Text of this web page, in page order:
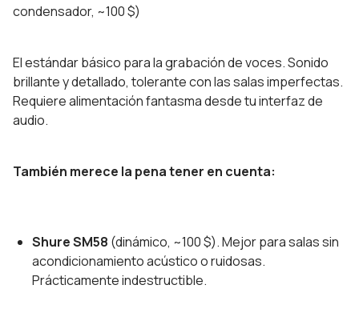
condensador, ~100 $)
El estándar básico para la grabación de voces. Sonido
brillante y detallado, tolerante con las salas imperfectas.
Requiere alimentación fantasma desde tu interfaz de
audio.
También merece la pena tener en cuenta:
Shure SM58 (dinámico, ~100 $). Mejor para salas sin
acondicionamiento acústico o ruidosas.
Prácticamente indestructible.